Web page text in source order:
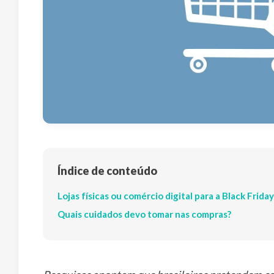
Índice de conteúdo
Lojas físicas ou comércio digital para a Black
Quais cuidados devo tomar nas compras?